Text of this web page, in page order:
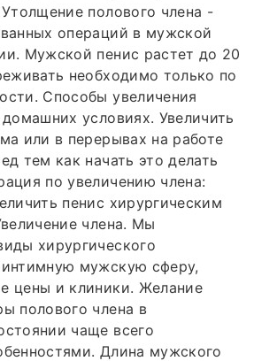
полового члена -
операций в мужской
Мужской пенис растет до 20
необходимо только по
Способы увеличения
условиях. Увеличить
или в перерывах на работе
тем как начать это делать
по увеличению члена:
пенис хирургическим
члена. Мы
хирургического
мужскую сферу,
цены и клиники. Желание
полового члена в
чаще всего
Длина мужского